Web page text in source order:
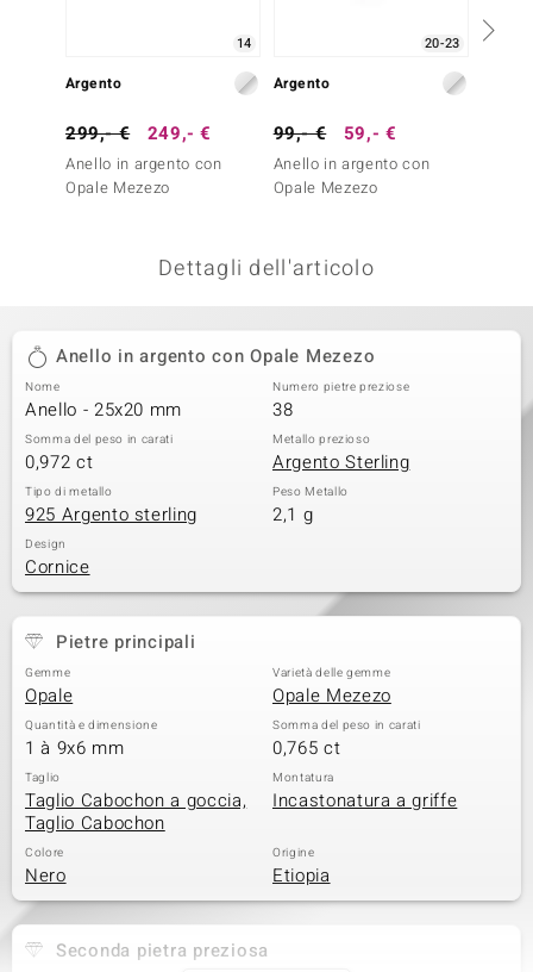
Classics
14
Argento
299,- € 249,- €
Anello in argento con
Opale Mezezo
20-23
Argento
99,- € 59,- €
Anello in argento con
Opale Mezezo
Dettagli dell'articolo
Anello in argento con Opale Mezezo
Nome
Anello - 25x20 mm
Numero pietre preziose
38
Somma del peso in carati
0,972 ct
Metallo prezioso
Argento Sterling
Tipo di metallo
925 Argento sterling
Peso Metallo
2,1 g
Design
Cornice
Pietre principali
Gemme
Opale
Varietà delle gemme
Opale Mezezo
Quantità e dimensione
1 à 9x6 mm
Somma del peso in carati
0,765 ct
Taglio
Taglio Cabochon a goccia,
Taglio Cabochon
Montatura
Incastonatura a griffe
Colore
Nero
Origine
Etiopia
Seconda pietra preziosa